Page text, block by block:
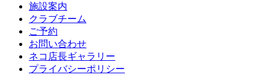
施設案内
クラブチーム
ご予約
お問い合わせ
ネコ店長ギャラリー
プライバシーポリシー